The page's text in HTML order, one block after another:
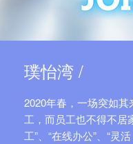
璞怡湾 /
2020年春，一场突如
工，而员工也不得不居
工”、“在线办公”、“灵